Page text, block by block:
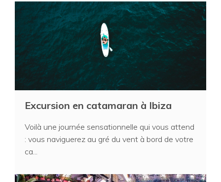
Excursion en catamaran à Ibiza
Voilà une journée sensationnelle qui vous attend
: vous naviguerez au gré du vent à bord de votre
ca...